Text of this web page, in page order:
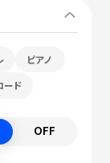
ピアノ
ード
OFF